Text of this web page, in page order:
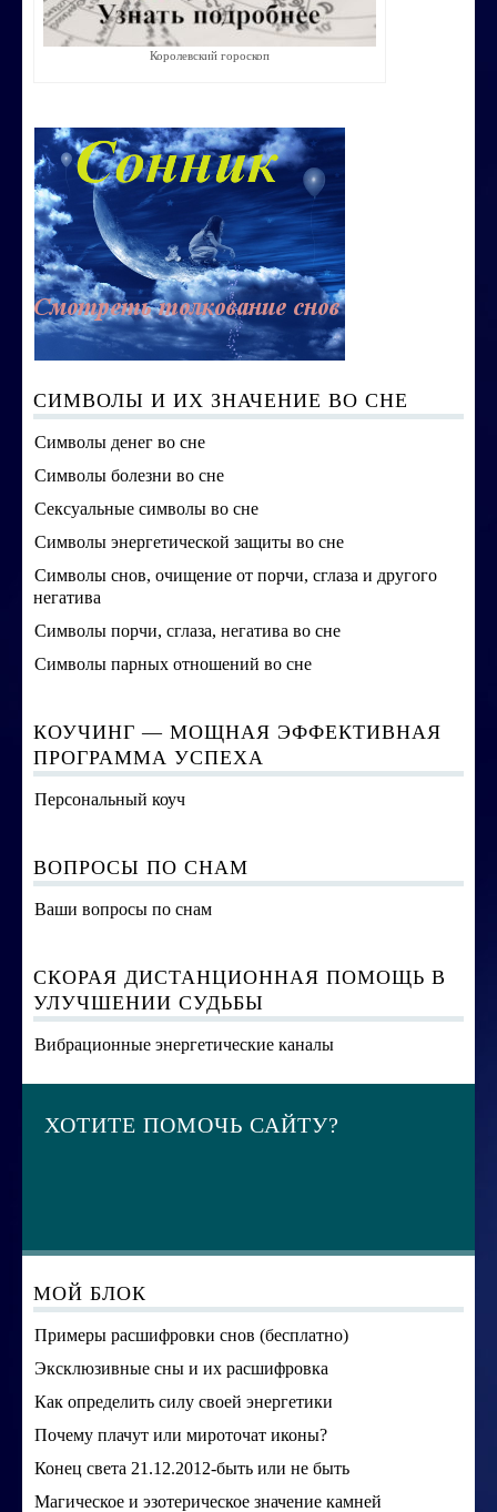
Строим счастливую семью
ОБО МНЕ
КОНТАКТЫ
Королевский гороскоп
СИМВОЛЫ И ИХ ЗНАЧЕНИЕ ВО СНЕ
Символы денег во сне
Символы болезни во сне
Сексуальные символы во сне
Символы энергетической защиты во сне
Символы снов, очищение от порчи, сглаза и другого
негатива
Символы порчи, сглаза, негатива во сне
Символы парных отношений во сне
КОУЧИНГ — МОЩНАЯ ЭФФЕКТИВНАЯ
ПРОГРАММА УСПЕХА
Персональный коуч
ВОПРОСЫ ПО СНАМ
Ваши вопросы по снам
СКОРАЯ ДИСТАНЦИОННАЯ ПОМОЩЬ В
УЛУЧШЕНИИ СУДЬБЫ
Вибрационные энергетические каналы
ХОТИТЕ ПОМОЧЬ САЙТУ?
МОЙ БЛОК
Примеры расшифровки снов (бесплатно)
Эксклюзивные сны и их расшифровка
Как определить силу своей энергетики
Почему плачут или мироточат иконы?
Конец света 21.12.2012-быть или не быть
Магическое и эзотерическое значение камней